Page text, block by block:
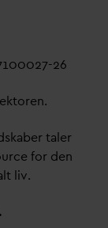
26
taler
for den
liv.